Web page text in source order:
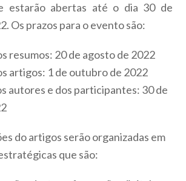
estarão abertas até o dia 30 de
Os prazos para o evento são:
resumos: 20 de agosto de 2022
artigos: 1 de outubro de 2022
autores e dos participantes: 30 de
do artigos serão organizadas em
que são: